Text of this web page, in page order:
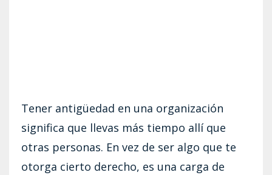
Tener antigüedad en una organización
significa que llevas más tiempo allí que
otras personas. En vez de ser algo que te
otorga cierto derecho, es una carga de